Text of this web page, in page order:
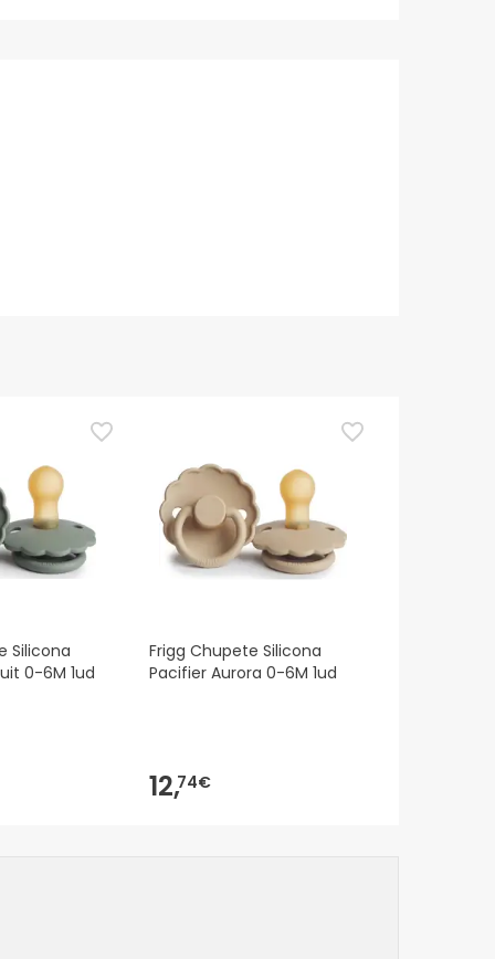
Silicona
0-6M 1ud
Frigg Chupete Silicona
Pacifier Aurora 0-6M 1ud
12,74€